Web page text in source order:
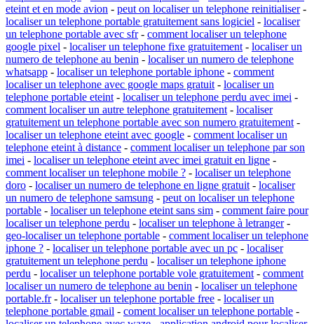
eteint et en mode avion - peut on localiser un telephone reinitialiser-
localiser un telephone portable gratuitement sans logiciel - localiser
un telephone portable avec sfr- comment localiser un telephone
google pixel - localiser un telephone fixe gratuitement - localiser un
numero de telephone au benin - localiser un numero de telephone
whatsapp - localiser un telephone portable iphone - comment
localiser un telephone avec google maps gratuit - localiser un
telephone portable eteint - localiser un telephone perdu avec imei -
comment localiser un autre telephone gratuitement - localiser
gratuitement un telephone portable avec son numero gratuitement -
localiser un telephone eteint avec google - comment localiser un
telephone eteint à distance - comment localiser un telephone par son
imei - localiser un telephone eteint avec imei gratuit en ligne -
comment localiser un telephone mobile ? - localiser un telephone
doro - localiser un numero de telephone en ligne gratuit - localiser
un numero de telephone samsung - peut on localiser un telephone
portable - localiser un telephone eteint sans sim - comment faire pour
localiser un telephone perdu - localiser un telephone à letranger-
geo-localiser un telephone portable - comment localiser un telephone
iphone ? - localiser un telephone portable avec un pc - localiser
gratuitement un telephone perdu - localiser un telephone iphone
perdu - localiser un telephone portable vole gratuitement - comment
localiser un numero de telephone au benin - localiser un telephone
portable.fr- localiser un telephone portable free - localiser un
telephone portable gmail - coment localiser un telephone portable -